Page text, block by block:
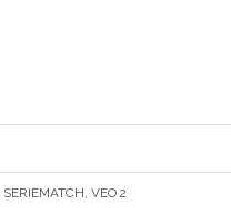
SERIEMATCH,VEO 2